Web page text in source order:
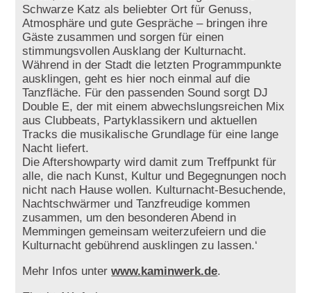
Schwarze Katz als beliebter Ort für Genuss,
Atmosphäre und gute Gespräche – bringen ihre
Gäste zusammen und sorgen für einen
stimmungsvollen Ausklang der Kulturnacht.
Während in der Stadt die letzten Programmpunkte
ausklingen, geht es hier noch einmal auf die
Tanzfläche. Für den passenden Sound sorgt DJ
Double E, der mit einem abwechslungsreichen Mix
aus Clubbeats, Partyklassikern und aktuellen
Tracks die musikalische Grundlage für eine lange
Nacht liefert.
Die Aftershowparty wird damit zum Treffpunkt für
alle, die nach Kunst, Kultur und Begegnungen noch
nicht nach Hause wollen. Kulturnacht-Besuchende,
Nachtschwärmer und Tanzfreudige kommen
zusammen, um den besonderen Abend in
Memmingen gemeinsam weiterzufeiern und die
Kulturnacht gebührend ausklingen zu lassen.‘
Mehr Infos unterwww.kaminwerk.de.